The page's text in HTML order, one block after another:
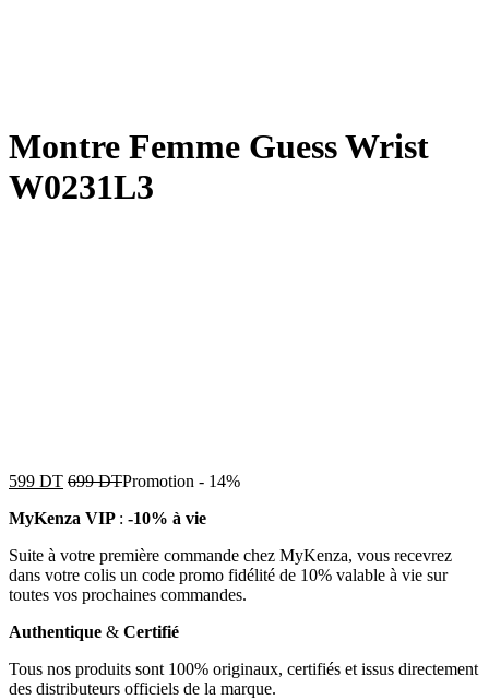
Montre Femme Guess Wrist
W0231L3
599 DT 699DTPromotion - 14%
MyKenza VIP : -10% à vie
Suite à votre première commande chez MyKenza, vous recevrez
dans votre colis un code promo fidélité de 10% valable à vie sur
toutes vos prochaines commandes.
Authentique & Certifié
Tous nos produits sont 100% originaux, certifiés et issus directement
des distributeurs officiels de la marque.